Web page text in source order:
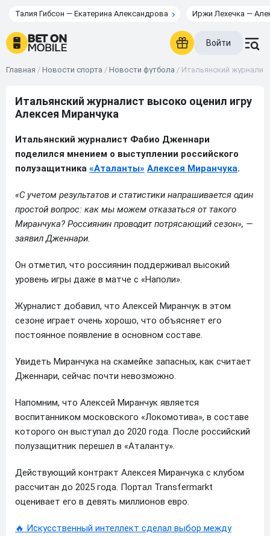
Талия Гибсон — Екатерина Александрова Иржи Лехечка —
Войти
Главная / Новости спорта / Новости футбола / Итальянский
Итальянский журналист высоко оценил игру
Алексея Миранчука
Итальянский журналист Фабио Дженнари
поделился мнением о выступлении российского
полузащитника «Аталанты» Алексея Миранчука.
«С учетом результатов и статистики напрашивается один
простой вопрос: как мы можем отказаться от такого
Миранчука? Россиянин проводит потрясающий сезон», —
заявил Дженнари.
Он отметил, что россиянин поддерживал высокий
уровень игры даже в матче с «Наполи».
Журналист добавил, что Алексей Миранчук в этом
сезоне играет очень хорошо, что объясняет его
постоянное появление в основном составе.
Увидеть Миранчука на скамейке запасных, как считает
Дженнари, сейчас почти невозможно.
Напомним, что Алексей Миранчук является
воспитанником московского «Локомотива», в составе
которого он выступал до 2020 года. После российский
полузащитник перешел в «Аталанту».
Действующий контракт Алексея Миранчука с клубом
рассчитан до 2025 года. Портал Transfermarkt
оценивает его в девять миллионов евро.
🔥 Искусственный интеллект сделал выбор между